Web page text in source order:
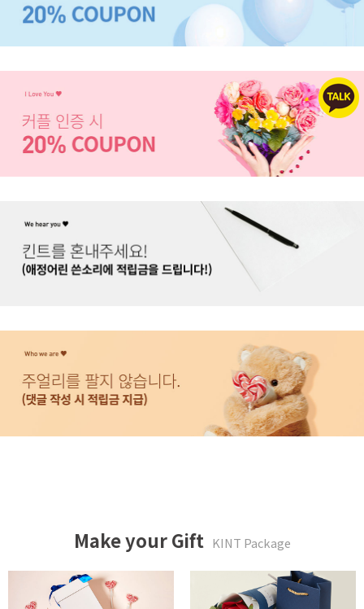
Make your Gift KINT Package
두근두근 박스 패키지 사랑하는 당신에게 패키지